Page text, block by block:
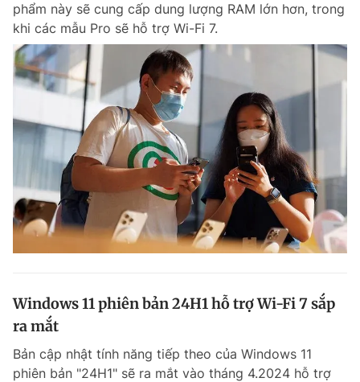
phẩm này sẽ cung cấp dung lượng RAM lớn hơn, trong
khi các mẫu Pro sẽ hỗ trợ Wi-Fi 7.
Windows 11 phiên bản 24H1 hỗ trợ Wi-Fi 7 sắp
ra mắt
Bản cập nhật tính năng tiếp theo của Windows 11
phiên bản "24H1" sẽ ra mắt vào tháng 4.2024 hỗ trợ